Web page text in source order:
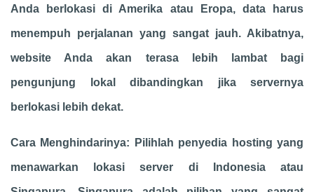
Anda berlokasi di Amerika atau Eropa, data harus
menempuh perjalanan yang sangat jauh. Akibatnya,
website Anda akan terasa lebih lambat bagi
pengunjung lokal dibandingkan jika servernya
berlokasi lebih dekat.
Cara Menghindarinya: Pilihlah penyedia hosting yang
menawarkan lokasi server di Indonesia atau